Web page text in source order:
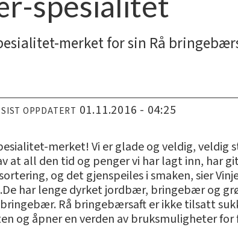
merket for sin Rå
SIST OPPDATERT 01.11.2016 - 04:25
merket! Vi er glade og veldig, veldig
at all den tid og penger vi har lagt inn, har
og det gjenspeiles i smaken, sier
har lenge dyrket jordbær, bringebær og
Rå bringebærsaft er ikke tilsatt
og åpner en verden av bruksmuligheter